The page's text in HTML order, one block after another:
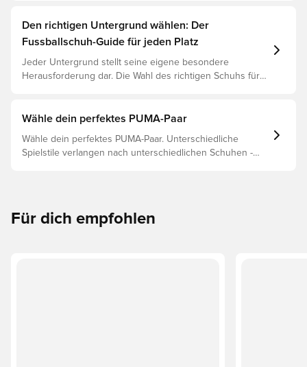
Den richtigen Untergrund wählen: Der
Fussballschuh-Guide für jeden Platz
Jeder Untergrund stellt seine eigene besondere
Herausforderung dar. Die Wahl des richtigen Schuhs für
Langlebigkeit des Schuhs. Lies weiter, um
verschiedenen Untergründe sind.
Wähle dein perfektes PUMA-Paar
Wähle dein perfektes PUMA-Paar. Unterschiedliche
Spielstile verlangen nach unterschiedlichen Schuhen -
Für dich empfohlen